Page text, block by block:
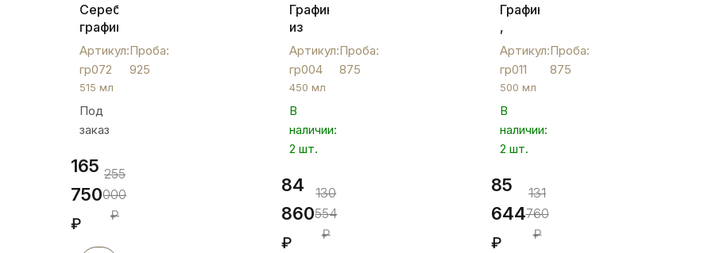
Серебряный
графин
для
крепких
напитков
"Крылья",
гр072
Артикул:
гр072
Проба:
925
515 мл
Под
заказ
165
750
₽
255
000
₽
Графин
из
серебра
капельками
черни,
450
мл,
гр004
Артикул:
гр004
Проба:
875
450 мл
В
наличии:
2 шт.
84
860
₽
130
554
₽
Графин
,
гр011
Артикул:
гр011
Проба:
875
500 мл
В
наличии:
2 шт.
85
644
₽
131
760
₽